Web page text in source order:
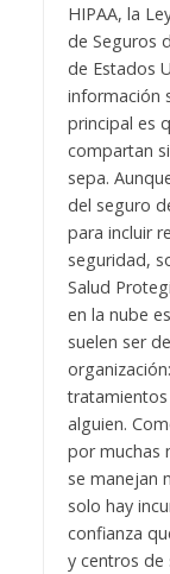
HIPAA, la
de Seguros
de Estados
información
principal es
compartan
sepa.
del seguro
para incluir
seguridad,
Salud
en la nube
suelen ser
alguien.
por muchas
se manejan
solo hay
confianza
y centros de